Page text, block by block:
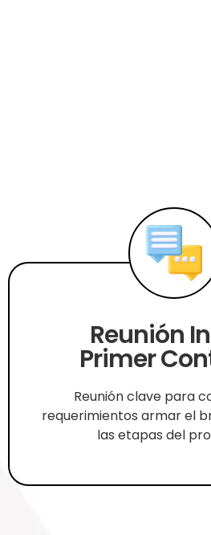
Reunión
Primer
Reunión clave para
requerimientos armar el
las etapas del